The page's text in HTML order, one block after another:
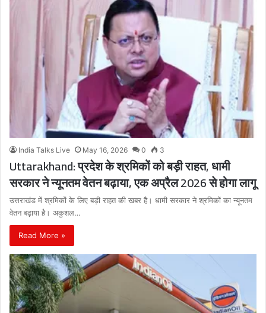
India Talks Live May 16, 2026 0 3
Uttarakhand: प्रदेश के श्रमिकों को बड़ी राहत, धामी
सरकार ने न्यूनतम वेतन बढ़ाया, एक अप्रैल 2026 से होगा लागू
उत्तराखंड में श्रमिकों के लिए बड़ी राहत की खबर है। धामी सरकार ने श्रमिकों का न्यूनतम
वेतन बढ़ाया है। अकुशल…
Read More »